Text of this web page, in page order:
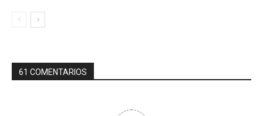
61 COMENTARIOS